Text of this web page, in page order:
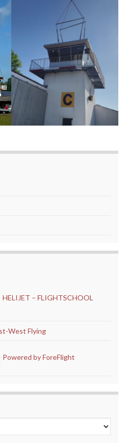
HELIJET – FLIGHTSCHOOL
West Flying
Powered by ForeFlight